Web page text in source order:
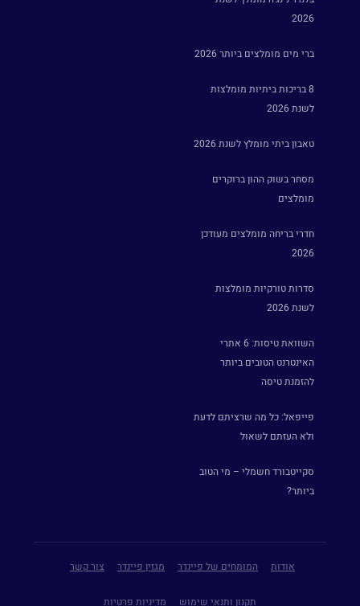
2026
ברי מים מומלצים ביותר 2026
8 בריכות ביתיות מומלצות
לשנת 2026
טאבון ביתי מומלץ לשנת 2026
מסחר בשוק ההון ברוקרים
מומלצים
חדרי בריחה מומלצים מעודכן
2026
סדרות טורקיות מומלצות
לשנת 2026
השוואת טיסות: 6 אתרי
האינטרנט הטובים ביותר
להזמנת טיסה
פייפאל: כל מה שרציתם לדעת
ולא העזתם לשאול
סקייטבורד חשמלי – מי הטוב
ביותר?
אודות המומחים של פיינדר מגזין פיינדר צור קשר
תקנון ותנאי שימוש מדיניות פרטיות